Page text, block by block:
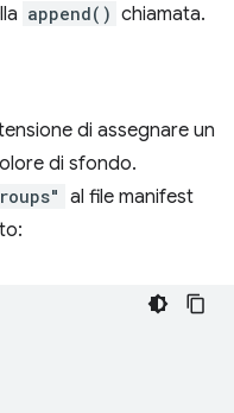
append() chiamata.
di assegnare un
di sfondo.
al file manifest